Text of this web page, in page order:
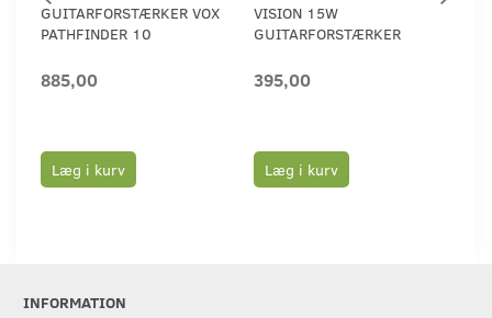
GUITARFORSTÆRKER VOX
PATHFINDER 10
885,00
Læg i kurv
VISION 15W
GUITARFORSTÆRKER
395,00
Læg i kurv
INFORMATION